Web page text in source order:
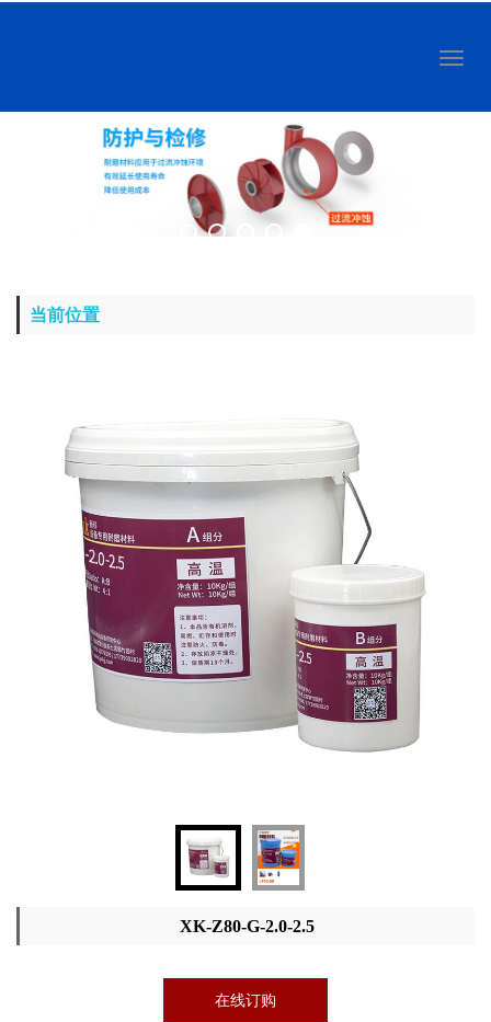
当前位置
XK-Z80-G-2.0-2.5
在线订购